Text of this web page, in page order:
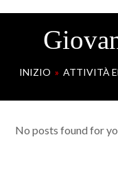
INIZIO » ATTIVITÀ
No posts found for